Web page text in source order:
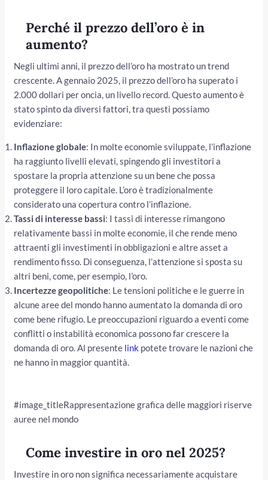
Perché il prezzo dell’oro è in
aumento?
Negli ultimi anni, il prezzo dell’oro ha mostrato un trend
crescente. A gennaio 2025, il prezzo dell’oro ha superato i
2.000 dollari per oncia, un livello record. Questo aumento è
stato spinto da diversi fattori, tra questi possiamo
evidenziare:
Inflazione globale: In molte economie sviluppate, l’inflazione
ha raggiunto livelli elevati, spingendo gli investitori a
spostare la propria attenzione su un bene che possa
proteggere il loro capitale. L’oro è tradizionalmente
considerato una copertura contro l’inflazione.
Tassi di interesse bassi: I tassi di interesse rimangono
relativamente bassi in molte economie, il che rende meno
attraenti gli investimenti in obbligazioni e altre asset a
rendimento fisso. Di conseguenza, l’attenzione si sposta su
altri beni, come, per esempio, l’oro.
Incertezze geopolitiche: Le tensioni politiche e le guerre in
alcune aree del mondo hanno aumentato la domanda di oro
come bene rifugio. Le preoccupazioni riguardo a eventi come
conflitti o instabilità economica possono far crescere la
domanda di oro. Al presente link potete trovare le nazioni che
ne hanno in maggior quantità.
#image_titleRappresentazione grafica delle maggiori riserve
auree nel mondo
Come investire in oro nel 2025?
Investire in oro non significa necessariamente acquistare